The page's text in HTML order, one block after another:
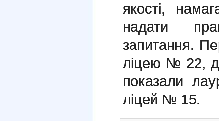
якості,
надати
запитання.
ліцею № 22,
показали
ліцей № 15.